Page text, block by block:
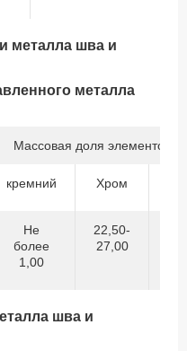
металла шва и
металла
Массовая доля элементов,%
кремний Хром
Не
более
1,00
22,50-
27,00
шва и